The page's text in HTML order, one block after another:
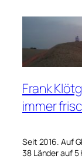
Frank
immer
Seit 2016. Auf
38 Länder auf